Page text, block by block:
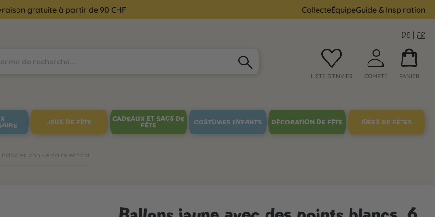
gratuite à partir de 90 CHF CollecteÉquipeGuide & Inspiration
DE | FR
LISTE D'ENVIES COMPTE PANIER
JEUX DE FÊTE
CADEAUX ET SACS DE
FÊTE
COSTUMES ENFANTS DÉCORATION DE FÊTE IDÉES DE FÊTES
anniversaire enfant